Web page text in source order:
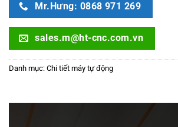
Mr.Hưng: 0868 971 269
sales.m@ht-cnc.com.vn
Danh mục: Chi tiết máy tự động